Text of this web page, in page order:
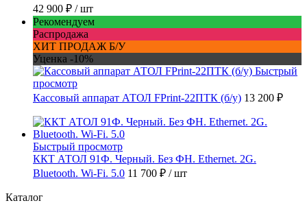
42 900 ₽ / шт
Рекомендуем
Распродажа
ХИТ ПРОДАЖ Б/У
Уценка -10%
Быстрый
просмотр
Кассовый аппарат АТОЛ FPrint-22ПТК (б/у) 13 200 ₽
Быстрый просмотр
ККТ АТОЛ 91Ф. Черный. Без ФН. Ethernet. 2G.
Bluetooth. Wi-Fi. 5.0 11 700 ₽ / шт
Каталог